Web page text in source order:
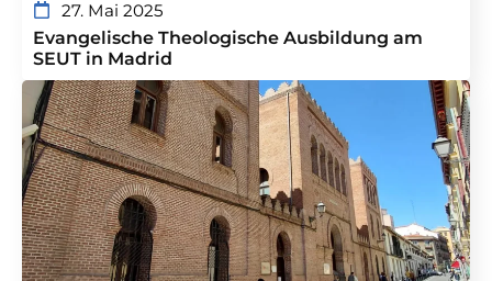
27. Mai 2025
Evangelische Theologische Ausbildung am
SEUT in Madrid